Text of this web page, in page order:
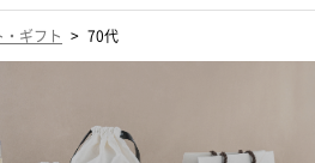
ギフト > 70代